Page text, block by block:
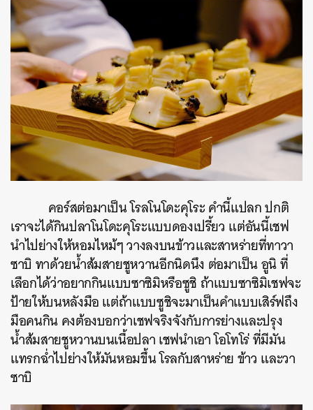
คอร์สต่อมาเป็น โรลโนโดะคุโระ คำนี้แปลก ปกติ
เราจะได้กินปลาโนโดะคุโระแบบดองเปรี้ยว แต่อันนี้เชฟ
นำไปย่างให้หอมไหม้ๆ วางลงบนข้าวและสาหร่ายที่ทาวา
ซาบิ ทาด้วยน้ำส้มสายชูหวานอีกนิดนึง ต่อมาเป็น อูนิ ที่
เลือกได้ว่าอยากกินแบบซาซิมิหรือซูชิ ถ้าแบบซาซิมิเชฟจะ
ป้ายให้บนหลังมือ แต่ถ้าแบบซูชิจะมาเป็นคำแบบเสิร์ฟถึง
มือคนกิน คงต้องบอกว่าเชฟจริงจังกับการย่างและปรุง
น้ำส้มสายชูหวานบนเนื้อปลา เชฟนำเอา โอโทโร่ ที่มีมัน
แทรกฉ่ำไปย่างให้มันหอมขึ้น โรลกับสาหร่าย ข้าว และวา
ซาบิ